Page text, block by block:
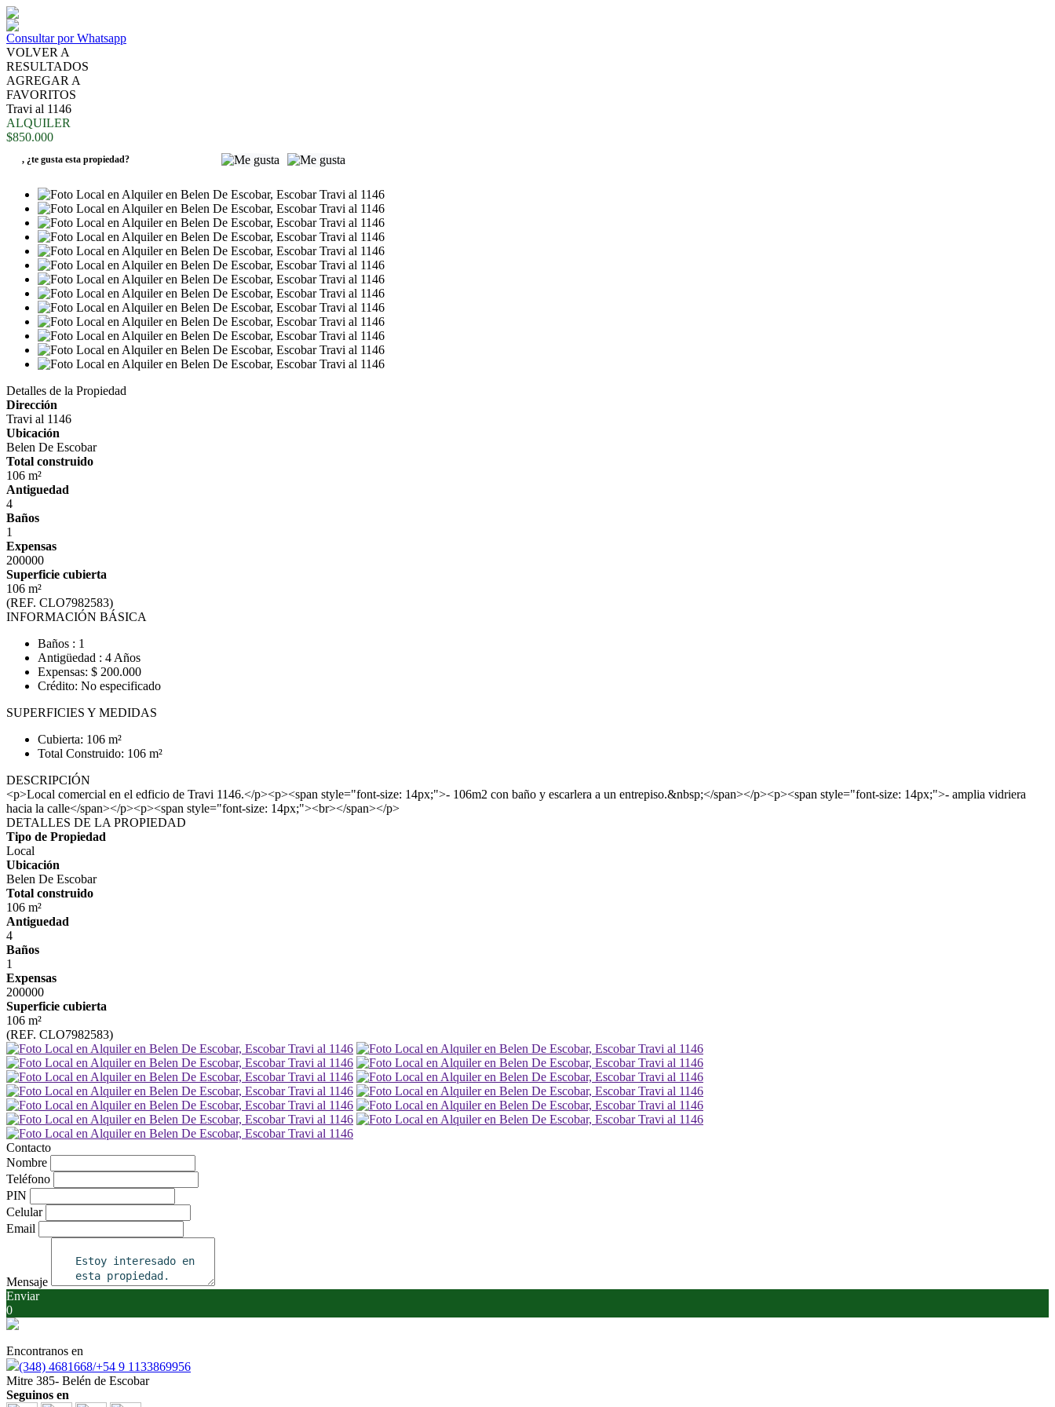
Consultar por Whatsapp
VOLVER A
RESULTADOS
AGREGAR A
FAVORITOS
Travi al 1146
ALQUILER
$850.000
, ¿te gusta esta propiedad?
Detalles de la Propiedad
Dirección
Travi al 1146
Ubicación
Belen De Escobar
Total construido
106 m²
Antiguedad
4
Baños
1
Expensas
200000
Superficie cubierta
106 m²
(REF. CLO7982583)
INFORMACIÓN BÁSICA
Baños : 1
Antigüedad : 4 Años
Expensas: $ 200.000
Crédito: No especificado
SUPERFICIES Y MEDIDAS
Cubierta: 106 m²
Total Construido: 106 m²
DESCRIPCIÓN
<p>Local comercial en el edficio de Travi 1146.</p><p><span style="font-size: 14px;">- 106m2 con baño y escarlera a un entrepiso.&nbsp;</span></p><p><span style="font-size: 14px;">- amplia vidriera
hacia la calle</span></p><p><span style="font-size: 14px;"><br></span></p>
DETALLES DE LA PROPIEDAD
Tipo de Propiedad
Local
Ubicación
Belen De Escobar
Total construido
106 m²
Antiguedad
4
Baños
1
Expensas
200000
Superficie cubierta
106 m²
(REF. CLO7982583)
Contacto
Nombre
Teléfono
PIN
Celular
Email
Mensaje
Enviar
0
Encontranos en
(348) 4681668/+54 9 1133869956
Mitre 385- Belén de Escobar
Seguinos en